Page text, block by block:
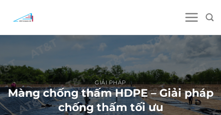
GIẢI PHÁP
Màng chống thấm HDPE – Giải pháp
chống thấm tối ưu